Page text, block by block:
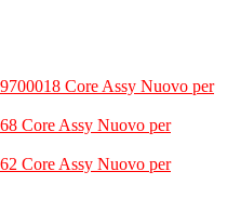
Core Assy Nuovo per
Core Assy Nuovo per
Core Assy Nuovo per